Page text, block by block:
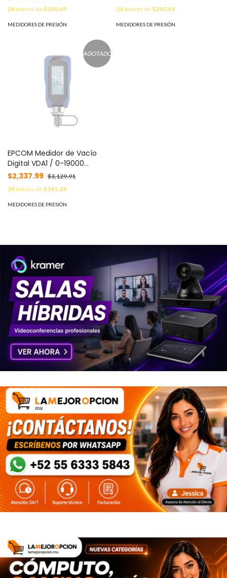
presión MOD: 927615
24meses de$280.69
MEDIDORES DE PRESIÓN
PSI (300 bar) N.O �?? Baja
presión MOD: 927616
24meses de$280.69
MEDIDORES DE PRESIÓN
AGOTADO
EPCOM Medidor de Vacío
Digital VDA1 / 0-19000
Micrones / Precisión ±10% /
Pantalla LCD Grande / USB
Tipo C Recargable /
Detección Inteligente H?O /
$2,337.99 $3,129.91
24meses de$141.28
MEDIDORES DE PRESIÓN